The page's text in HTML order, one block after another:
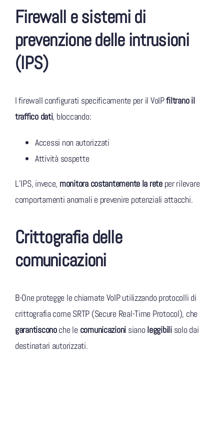
Firewall e sistemi di
prevenzione delle intrusioni
(IPS)
I firewall configurati specificamente per il VoIPfiltrano il
traffico dati, bloccando:
Accessi non autorizzati
Attività sospette
L’IPS, invece, monitora costantemente la reteper rilevare
comportamenti anomali e prevenire potenziali attacchi.
Crittografia delle
comunicazioni
B-One protegge le chiamate VoIP utilizzando protocolli di
crittografia come SRTP (Secure Real-Time Protocol), che
garantisconoche le comunicazioni siano leggibili solo dai
destinatari autorizzati.